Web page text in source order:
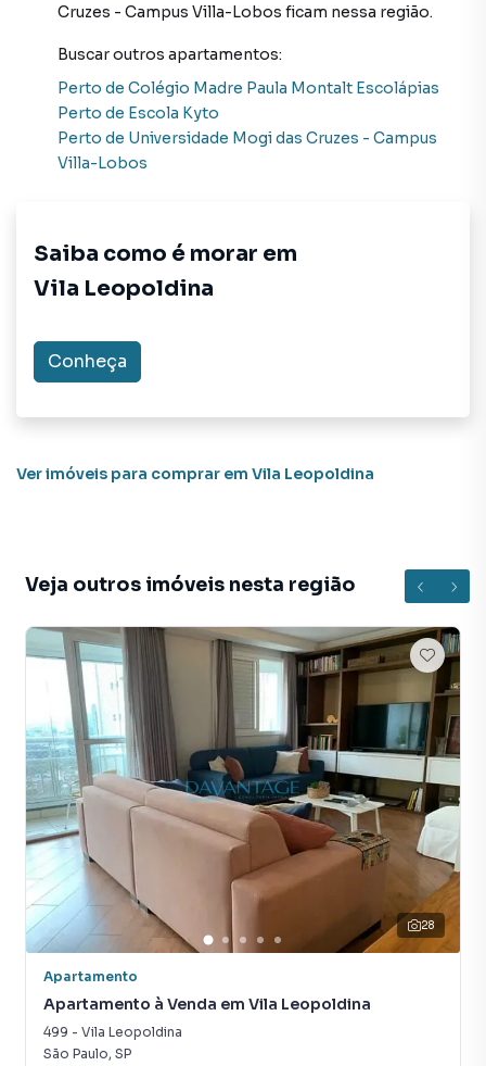
Cruzes - Campus Villa-Lobos ficam nessa região.
Buscar outros apartamentos:
Perto de Colégio Madre Paula Montalt Escolápias
Perto de Escola Kyto
Perto de Universidade Mogi das Cruzes - Campus
Villa-Lobos
Saiba como é morar em
Vila Leopoldina
Conheça
Ver imóveis para comprar em Vila Leopoldina
Veja outros imóveis nesta região
28
Apartamento
Apartamento à Venda em Vila Leopoldina
499 - Vila Leopoldina
São Paulo, SP